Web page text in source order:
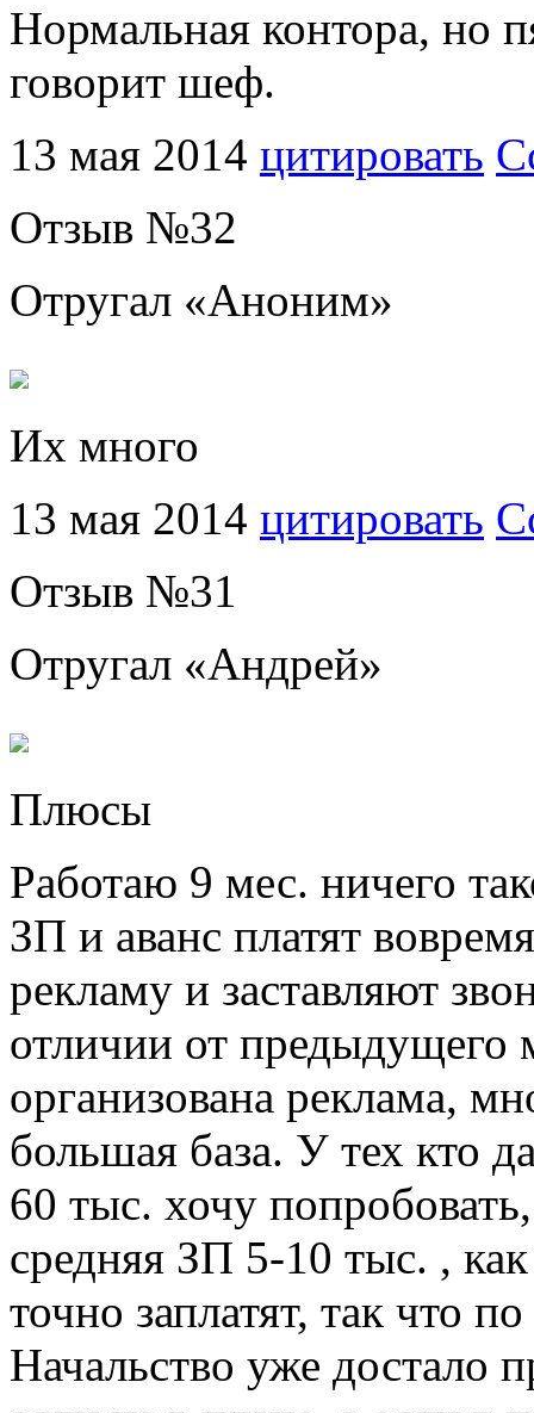
Нормальная контора, но
говорит шеф.
13 мая 2014 цитировать
Отзыв №32
Отругал «Аноним»
Их много
13 мая 2014 цитировать
Отзыв №31
Отругал «Андрей»
Плюсы
Работаю 9 мес. ничего
ЗП и аванс платят
рекламу и заставляют
отличии от предыдущего
организована реклама,
большая база. У тех кто
60 тыс. хочу
средняя ЗП 5-10 тыс. , как
точно заплатят, так что
Начальство уже достало